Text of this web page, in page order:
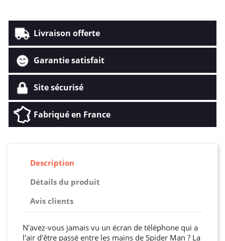
Livraison offerte
Garantie satisfait
Site sécurisé
Fabriqué en France
Description
Détails du produit
Avis clients
N'avez-vous jamais vu un écran de téléphone qui a
l'air d'être passé entre les mains de Spider Man ? La